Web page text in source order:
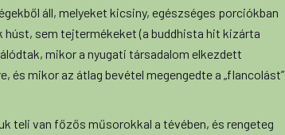
áll, melyeket kicsiny, egészséges porciókban
sem tejtermékeket (a buddhista hit kizárta
mikor a nyugati társadalom elkezdett
és mikor az átlag bevétel megengedte a „flancolást”
teli van főzős műsorokkal a tévében, és rengeteg